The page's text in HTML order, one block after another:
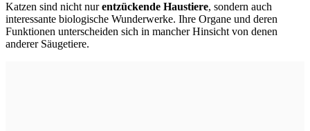
Katzen sind nicht nurentzückende Haustiere, sondern auch
interessante biologische Wunderwerke. Ihre Organe und deren
Funktionen unterscheiden sich in mancher Hinsicht von denen
anderer Säugetiere.